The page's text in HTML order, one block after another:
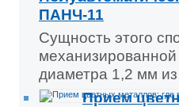
ПАНЧ-11
Сущность этого
диаметра 1,2 мм
Прием